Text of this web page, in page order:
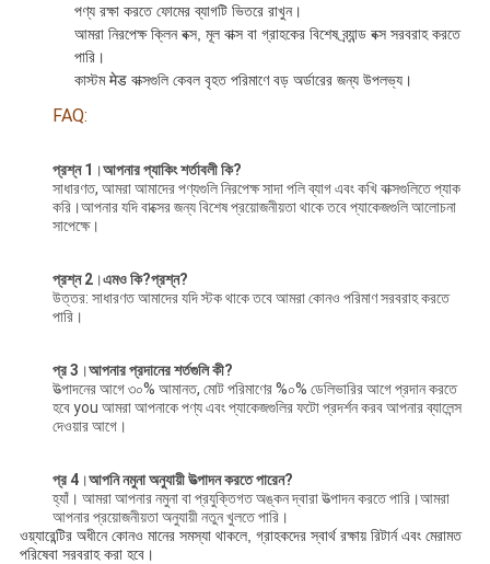
পণ্য রক্ষা করতে ফোমের ব্যাগটি ভিতরে রাখুন।
আমরা নিরপেক্ষ ক্লিন বক্স, মূল বাক্স বা গ্রাহকের বিশেষ ব্র্যান্ড বক্স সরবরাহ করতে
পারি।
কাস্টম मेड বাক্সগুলি কেবল বৃহত পরিমাণে বড় অর্ডারের জন্য উপলভ্য।
FAQ:
প্রশ্ন 1 ।আপনার প্যাকিং শর্তাবলী কি?
সাধারণত, আমরা আমাদের পণ্যগুলি নিরপেক্ষ সাদা পলি ব্যাগ এবং কখি বাক্সগুলিতে প্যাক
করি।আপনার যদি বাক্সের জন্য বিশেষ প্রয়োজনীয়তা থাকে তবে প্যাকেজগুলি আলোচনা
সাপেক্ষে।
প্রশ্ন 2।এমও কি?প্রশ্ন?
উত্তর: সাধারণত আমাদের যদি স্টক থাকে তবে আমরা কোনও পরিমাণ সরবরাহ করতে
পারি।
প্র 3 ।আপনার প্রদানের শর্তগুলি কী?
উত্পাদনের আগে ৩০% আমানত, মোট পরিমাণের %০% ডেলিভারির আগে প্রদান করতে
হবে you আমরা আপনাকে পণ্য এবং প্যাকেজগুলির ফটো প্রদর্শন করব আপনার ব্যালেন্স
দেওয়ার আগে।
প্র 4।আপনি নমুনা অনুযায়ী উত্পাদন করতে পারেন?
হ্যাঁ। আমরা আপনার নমুনা বা প্রযুক্তিগত অঙ্কন দ্বারা উত্পাদন করতে পারি।আমরা
আপনার প্রয়োজনীয়তা অনুযায়ী নতুন খুলতে পারি।
ওয়্যারেন্টির অধীনে কোনও মানের সমস্যা থাকলে, গ্রাহকদের স্বার্থ রক্ষায় রিটার্ন এবং মেরামত
পরিষেবা সরবরাহ করা হবে।